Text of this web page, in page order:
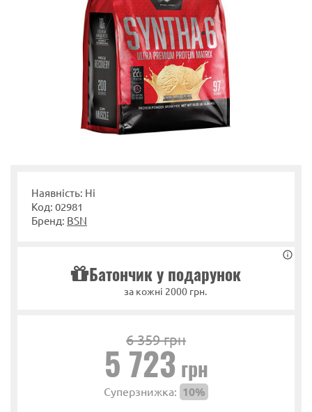
Батончик у подарунок
за кожні 2000 грн.
6 359 грн
5 723 грн
Суперзнижка: 10%
Наявність: Ні
Код: 02981
Бренд: BSN